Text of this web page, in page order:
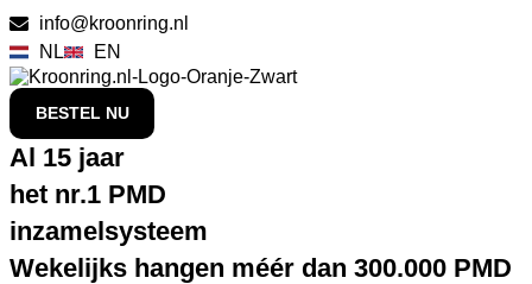
info@kroonring.nl
NL
EN
BESTEL NU
Al 15 jaar
het nr.1 PMD
inzamelsysteem
Wekelijks hangen méér dan 300.000 PMD